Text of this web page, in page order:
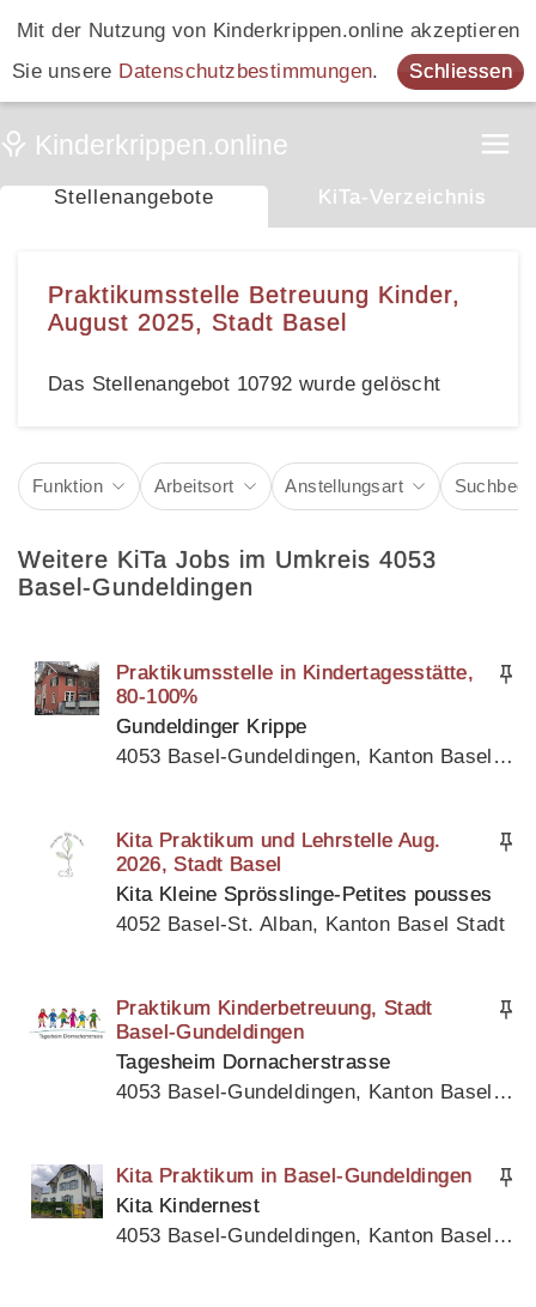
Mit der Nutzung von Kinderkrippen.online akzeptieren
Sie unsere Datenschutzbestimmungen. Schliessen
Stellenangebote KiTa-Verzeichnis
Praktikumsstelle Betreuung Kinder,
August 2025, Stadt Basel
Das Stellenangebot 10792 wurde gelöscht
Funktion Arbeitsort Anstellungsart
Weitere KiTa Jobs im Umkreis 4053
Basel-Gundeldingen
Praktikumsstelle in Kindertagesstätte,
80-100%
Gundeldinger Krippe
4053 Basel-Gundeldingen, Kanton Basel Stadt
Kita Praktikum und Lehrstelle Aug.
2026, Stadt Basel
Kita Kleine Sprösslinge-Petites pousses
4052 Basel-St. Alban, Kanton Basel Stadt
Praktikum Kinderbetreuung, Stadt
Basel-Gundeldingen
Tagesheim Dornacherstrasse
4053 Basel-Gundeldingen, Kanton Basel Stadt
Kita Praktikum in Basel-Gundeldingen
Kita Kindernest
4053 Basel-Gundeldingen, Kanton Basel Stadt